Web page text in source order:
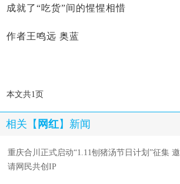
成就了“吃货”间的惺惺相惜
作者王鸣远 奥蓝
本文共1页
相关【 网红】新闻
重庆合川正式启动“1.11刨猪汤节日计划”征集 邀
请网民共创IP